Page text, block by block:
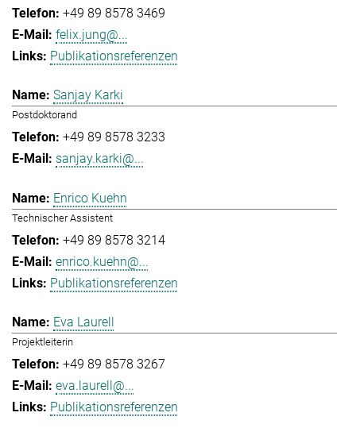
+49 89 8578 3469
felix.jung@...
Publikationsreferenzen
Sanjay Karki
Postdoktorand
+49 89 8578 3233
sanjay.karki@...
Enrico Kuehn
Technischer Assistent
+49 89 8578 3214
enrico.kuehn@...
Publikationsreferenzen
Eva Laurell
Projektleiterin
+49 89 8578 3267
eva.laurell@...
Publikationsreferenzen